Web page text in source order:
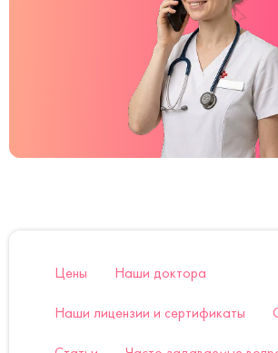
Цены Наши доктора
Наши лицензии и сертификаты